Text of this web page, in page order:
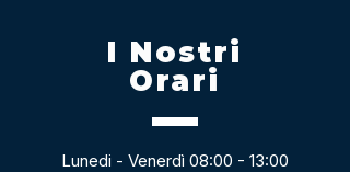
I Nostri
Orari
Lunedi - Venerdì 08:00 - 13:00